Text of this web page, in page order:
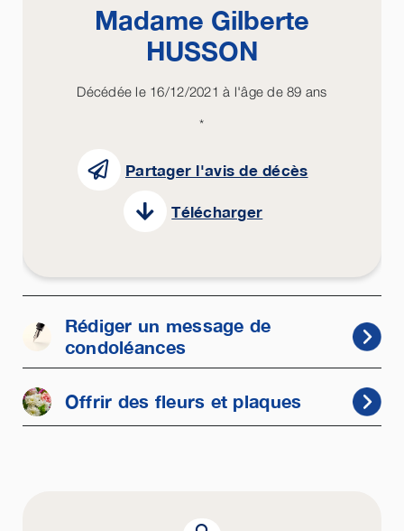
Madame Gilberte
HUSSON
Décédée le 16/12/2021 à l'âge de 89 ans
*
Partager l'avis de décès
Télécharger
Rédiger un message de
condoléances
Offrir des fleurs et plaques